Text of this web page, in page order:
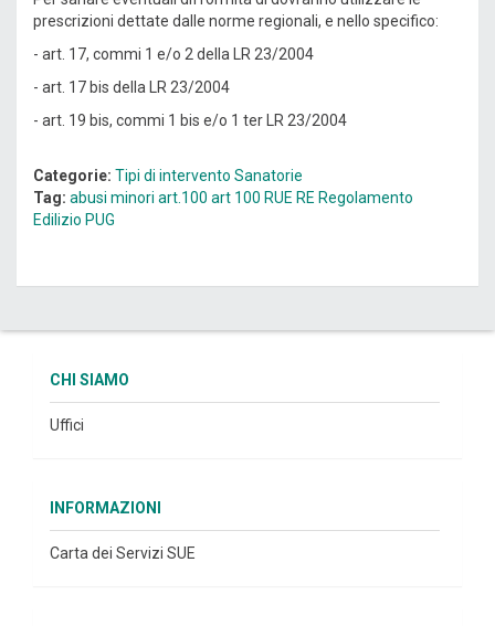
prescrizioni dettate dalle norme regionali, e nello specifico:
- art. 17, commi 1 e/o 2 della LR 23/2004
- art. 17 bis della LR 23/2004
- art. 19 bis, commi 1 bis e/o 1 ter LR 23/2004
Categorie: Tipi di intervento Sanatorie
Tag: abusi minori art.100 art 100 RUE RE Regolamento
Edilizio PUG
CHI SIAMO
Uffici
INFORMAZIONI
Carta dei Servizi SUE